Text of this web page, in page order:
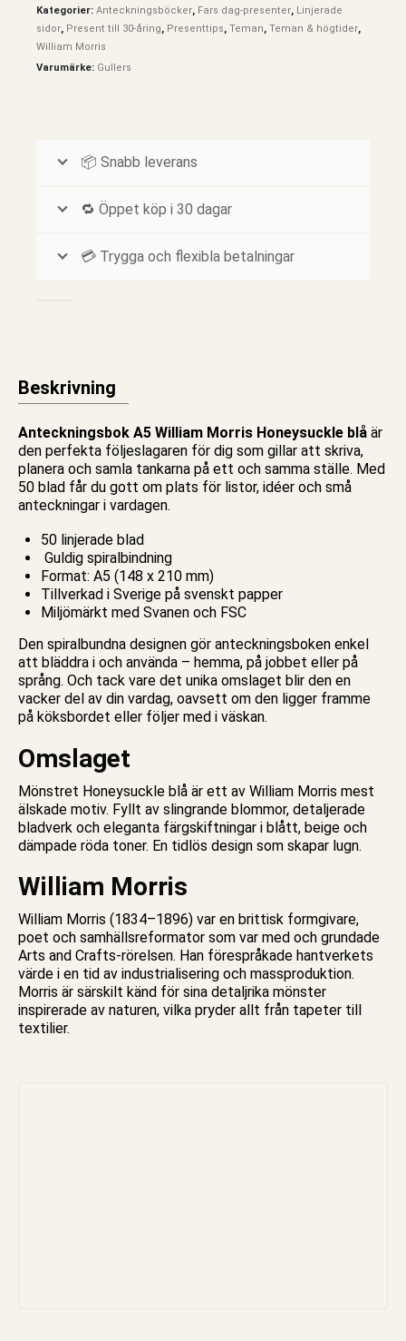
Kategorier: Anteckningsböcker Fars dag-presenter Linjerade
sidor Present till 30-åring Presenttips Teman Teman & högtider
William Morris
Varumärke: Gullers
📦 Snabb leverans
🔁 Öppet köp i 30 dagar
💳 Trygga och flexibla betalningar
Beskrivning
Anteckningsbok A5 William Morris Honeysuckle blå är
den perfekta följeslagaren för dig som gillar att skriva,
planera och samla tankarna på ett och samma ställe. Med
50 blad får du gott om plats för listor, idéer och små
anteckningar i vardagen.
50 linjerade blad
Guldig spiralbindning
Format: A5 (148 x 210 mm)
Tillverkad i Sverige på svenskt papper
Miljömärkt med Svanen och FSC
Den spiralbundna designen gör anteckningsboken enkel
att bläddra i och använda – hemma, på jobbet eller på
språng. Och tack vare det unika omslaget blir den en
vacker del av din vardag, oavsett om den ligger framme
på köksbordet eller följer med i väskan.
Omslaget
Mönstret Honeysuckle blå är ett av William Morris mest
älskade motiv. Fyllt av slingrande blommor, detaljerade
bladverk och eleganta färgskiftningar i blått, beige och
dämpade röda toner. En tidlös design som skapar lugn.
William Morris
William Morris (1834–1896) var en brittisk formgivare,
poet och samhällsreformator som var med och grundade
Arts and Crafts-rörelsen. Han förespråkade hantverkets
värde i en tid av industrialisering och massproduktion.
Morris är särskilt känd för sina detaljrika mönster
inspirerade av naturen, vilka pryder allt från tapeter till
textilier.